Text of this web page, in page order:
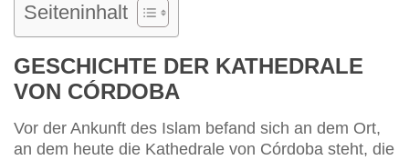
Seiteninhalt
GESCHICHTE DER KATHEDRALE
VON CÓRDOBA
Vor der Ankunft des Islam befand sich an dem Ort,
an dem heute die Kathedrale von Córdoba steht, die